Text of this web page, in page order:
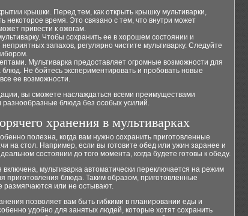
крышки. Перед тем, как открыть крышку мультиварки,
некоторое время. Это связано с тем, что внутри может
привести к ожогам.
Чтобы сохранить ее в хорошем состоянии и
запахов, регулярно чистите мультиварку. Следуйте
Мультиварка предоставляет огромные возможности для
Не бойтесь экспериментировать и пробовать новые
ее возможности.
вы сможете наслаждаться всеми преимуществами
разнообразные блюда без особых усилий.
хранения в мультиварках
полезна, когда вам нужно сохранить приготовленные
на стол. Например, если вы готовите обед или ужин заранее и
состоянии до того момента, когда будете готовы к обеду.
включена, мультиварка автоматически переключается на режим
приготовления блюда. Таким образом, приготовленные
размягчаются или не остывают.
позволяет вам быть гибкими в планировании еды и
удобно для занятых людей, которые хотят сохранить